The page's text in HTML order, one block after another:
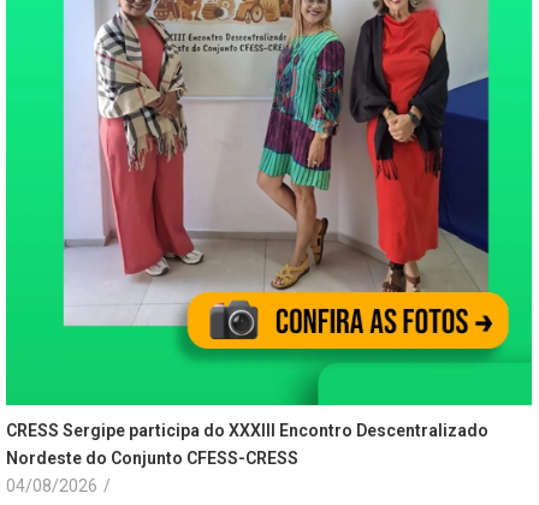
CRESS Sergipe participa do XXXIII Encontro Descentralizado
Nordeste do Conjunto CFESS-CRESS
04/08/2026 /